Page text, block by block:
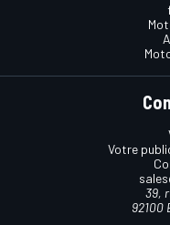
Votre
39,
92100